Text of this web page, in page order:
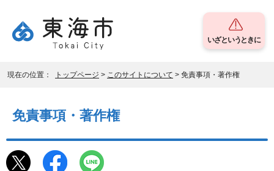
いざというときに
現在の位置： トップページ > このサイトについて > 免責事項・著作権
免責事項・著作権